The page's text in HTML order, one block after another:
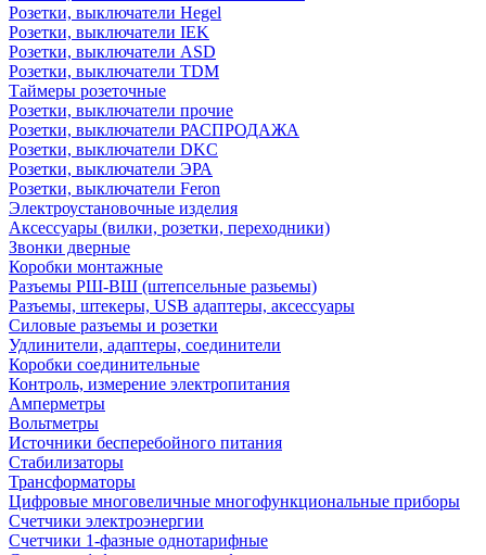
Розетки, выключатели Hegel
Розетки, выключатели IEK
Розетки, выключатели ASD
Розетки, выключатели TDM
Таймеры розеточные
Розетки, выключатели прочие
Розетки, выключатели РАСПРОДАЖА
Розетки, выключатели DKC
Розетки, выключатели ЭРА
Розетки, выключатели Feron
Электроустановочные изделия
Аксессуары (вилки, розетки, переходники)
Звонки дверные
Коробки монтажные
Разъемы РШ-ВШ (штепсельные разьемы)
Разъемы, штекеры, USB адаптеры, аксессуары
Силовые разъемы и розетки
Удлинители, адаптеры, соединители
Коробки соединительные
Контроль, измерение электропитания
Амперметры
Вольтметры
Источники бесперебойного питания
Стабилизаторы
Трансформаторы
Цифровые многовеличные многофункциональные приборы
Счетчики электроэнергии
Счетчики 1-фазные однотарифные